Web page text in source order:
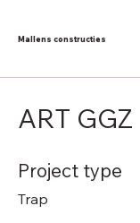
Mallens constructies
ART GGZ
Project type
Trap